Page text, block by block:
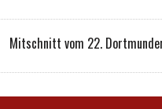
Mitschnitt vom 22.